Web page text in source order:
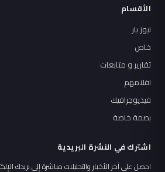
الأقسام
نيوز بار
خاص
تقارير و متابعات
اقلامهم
فيديوجرافيك
بصمة خاصة
اشترك في النشرة البريدية
احصل على آخر الأخبار والتحليلات مباشرة إلى بريدك